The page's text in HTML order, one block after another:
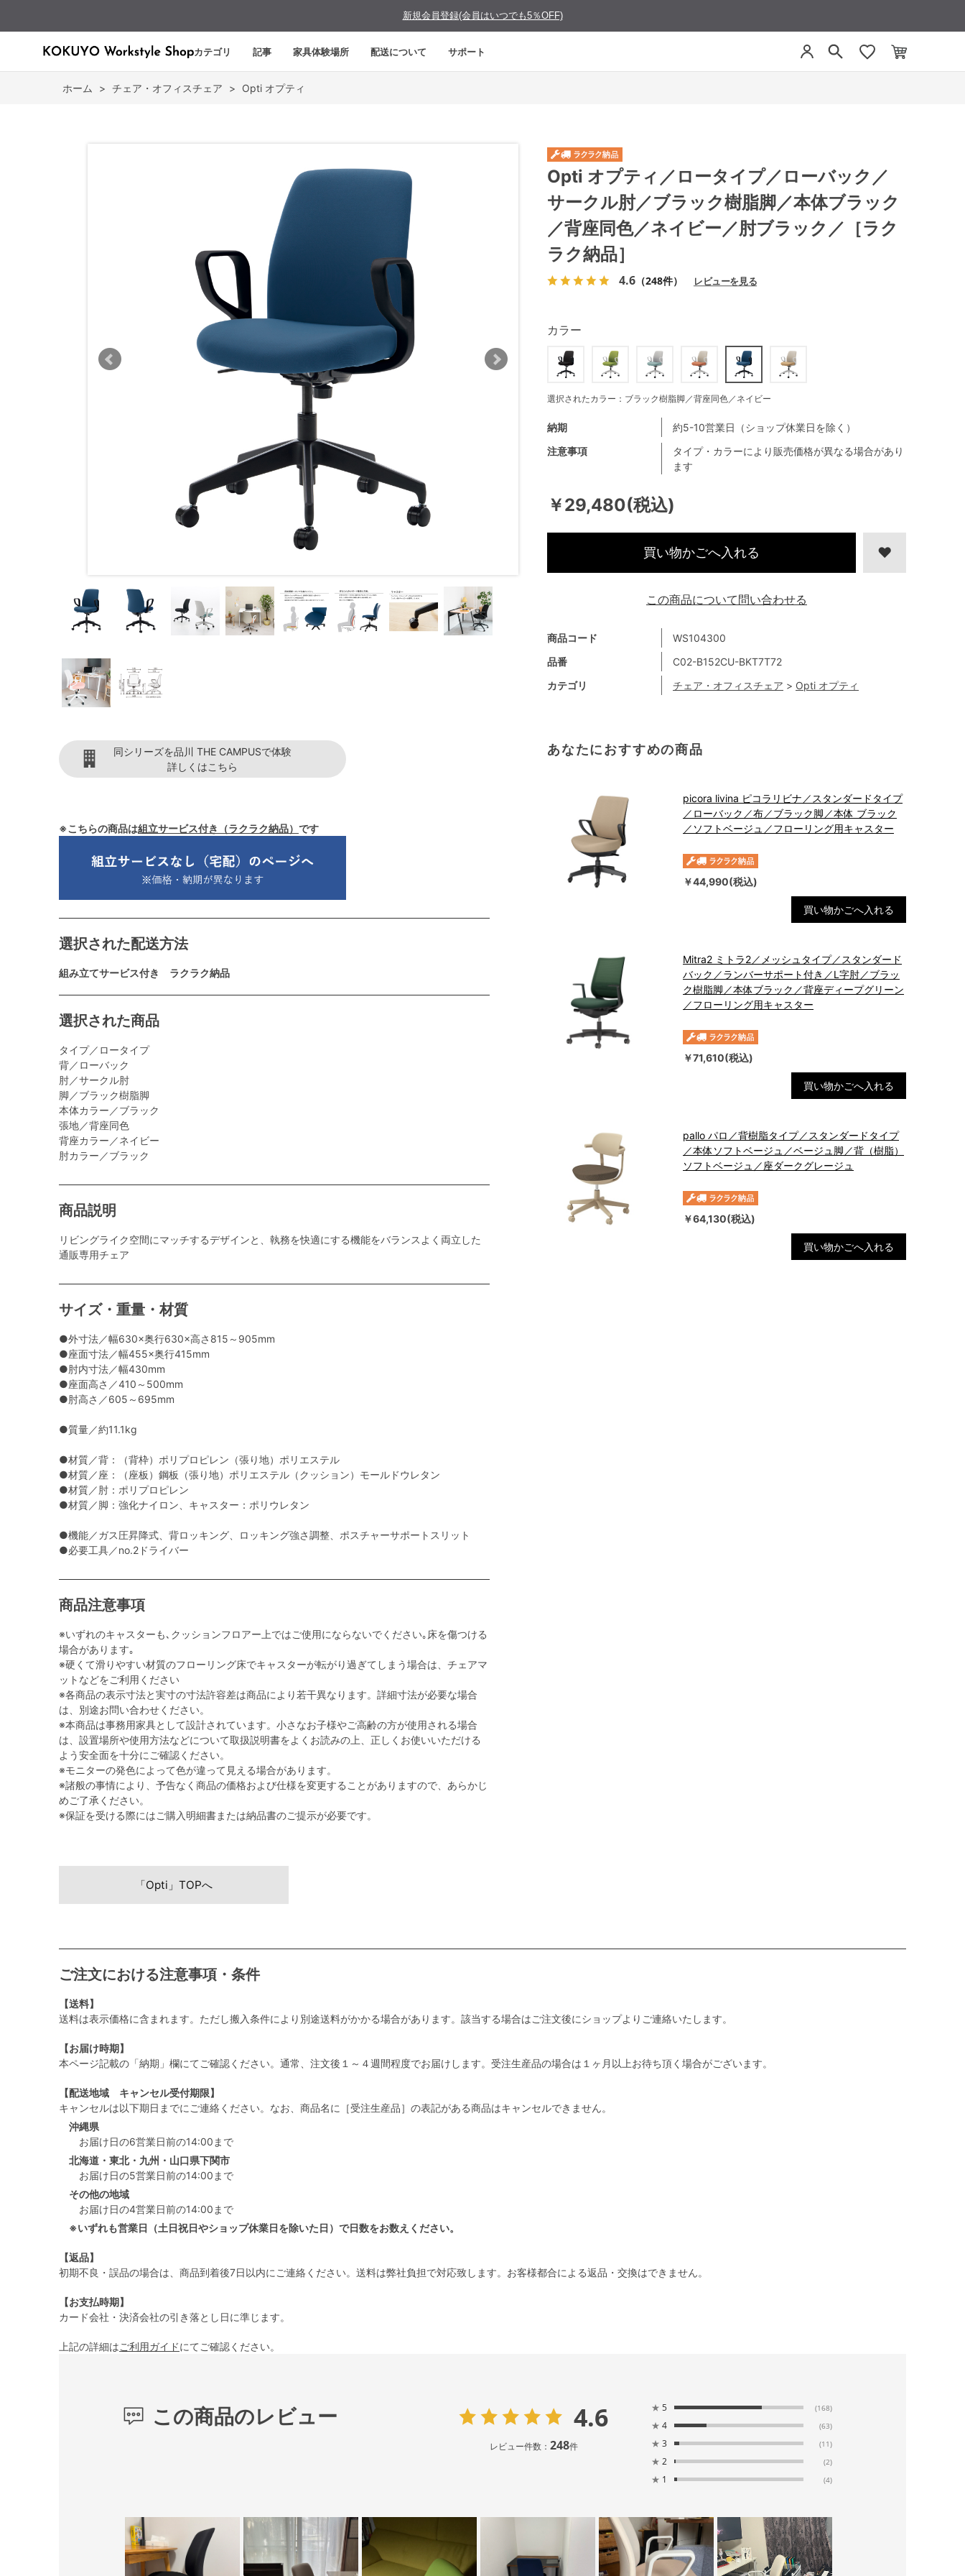
新規会員登録(会員はいつでも5％OFF)
カテゴリ 記事 家具体験場所 配送について サポート
ホーム > チェア・オフィスチェア > Opti オプティ
同シリーズを品川 THE CAMPUSで体験
詳しくはこちら
※こちらの商品は組立サービス付き（ラクラク納品） です
選択された配送方法
組み立てサービス付き ラクラク納品
選択された商品
タイプ／ロータイプ
背／ローバック
肘／サークル肘
脚／ブラック樹脂脚
本体カラー／ブラック
張地／背座同色
背座カラー／ネイビー
肘カラー／ブラック
商品説明
リビングライク空間にマッチするデザインと、執務を快適にする機能をバランスよく両立した
通販専用チェア
サイズ・重量・材質
●外寸法／幅630×奥行630×高さ815～905mm
●座面寸法／幅455×奥行415mm
●肘内寸法／幅430mm
●座面高さ／410～500mm
●肘高さ／605～695mm
●質量／約11.1kg
●材質／背：（背枠）ポリプロピレン（張り地）ポリエステル
●材質／座：（座板）鋼板（張り地）ポリエステル（クッション）モールドウレタン
●材質／肘：ポリプロピレン
●材質／脚：強化ナイロン、キャスター：ポリウレタン
●機能／ガス圧昇降式、背ロッキング、ロッキング強さ調整、ポスチャーサポートスリット
●必要工具／no.2ドライバー
商品注意事項
※いずれのキャスターも､クッションフロアー上ではご使用にならないでください｡床を傷つける
場合があります｡
※硬くて滑りやすい材質のフローリング床でキャスターが転がり過ぎてしまう場合は、チェアマ
ットなどをご利用ください
※各商品の表示寸法と実寸の寸法許容差は商品により若干異なります。詳細寸法が必要な場合
は、別途お問い合わせください。
※本商品は事務用家具として設計されています。小さなお子様やご高齢の方が使用される場合
は、設置場所や使用方法などについて取扱説明書をよくお読みの上、正しくお使いいただける
よう安全面を十分にご確認ください。
※モニターの発色によって色が違って見える場合があります。
※諸般の事情により、予告なく商品の価格および仕様を変更することがありますので、あらかじ
めご了承ください。
※保証を受ける際にはご購入明細書または納品書のご提示が必要です。
Opti オプティ／ロータイプ／ローバック／
サークル肘／ブラック樹脂脚／本体ブラック
／背座同色／ネイビー／肘ブラック／［ラク
ラク納品］
4.6 （248件） レビューを見る
￥29,480(税込)
商品コード
WS104300
品番
C02-B152CU-BKT7T72
カテゴリ
チェア・オフィスチェア > Opti オプティ
注意事項
タイプ・カラーにより販売価格が異なる場合があり
ます
納期 約5-10営業日（ショップ休業日を除く）
カラー
選択されたカラー：ブラック樹脂脚／背座同色／ネイビー
買い物かごへ入れる
あなたにおすすめの商品
picora livina ピコラリビナ／スタンダードタイプ
／ローバック／布／ブラック脚／本体 ブラック
／ソフトベージュ／フローリング用キャスター
￥44,990(税込)
買い物かごへ入れる
Mitra2 ミトラ2／メッシュタイプ／スタンダード
バック／ランバーサポート付き／L字肘／ブラッ
ク樹脂脚／本体ブラック／背座ディープグリーン
／フローリング用キャスター
￥71,610(税込)
買い物かごへ入れる
pallo パロ／背樹脂タイプ／スタンダードタイプ
／本体ソフトベージュ／ベージュ脚／背（樹脂）
ソフトベージュ／座ダークグレージュ
￥64,130(税込)
買い物かごへ入れる
この商品について問い合わせる
「Opti」TOPへ
ご注文における注意事項・条件
【送料】
送料は表示価格に含まれます。ただし搬入条件により別途送料がかかる場合があります。該当する場合はご注文後にショップよりご連絡いたします。
【お届け時期】
本ページ記載の「納期」欄にてご確認ください。通常、注文後１～４週間程度でお届けします。受注生産品の場合は１ヶ月以上お待ち頂く場合がございます。
【配送地域 キャンセル受付期限】
キャンセルは以下期日までにご連絡ください。なお、商品名に［受注生産品］の表記がある商品はキャンセルできません。
沖縄県
お届け日の6営業日前の14:00まで
北海道・東北・九州・山口県下関市
お届け日の5営業日前の14:00まで
その他の地域
お届け日の4営業日前の14:00まで
※いずれも営業日（土日祝日やショップ休業日を除いた日）で日数をお数えください。
【返品】
初期不良・誤品の場合は、商品到着後7日以内にご連絡ください。送料は弊社負担で対応致します。お客様都合による返品・交換はできません。
【お支払時期】
カード会社・決済会社の引き落とし日に準じます。
上記の詳細はご利用ガイドにてご確認ください。
この商品のレビュー 4.6
レビュー件数： 248件
★ 5 (168)
★ 4 (63)
★ 3 (11)
★ 2 (2)
★ 1 (4)